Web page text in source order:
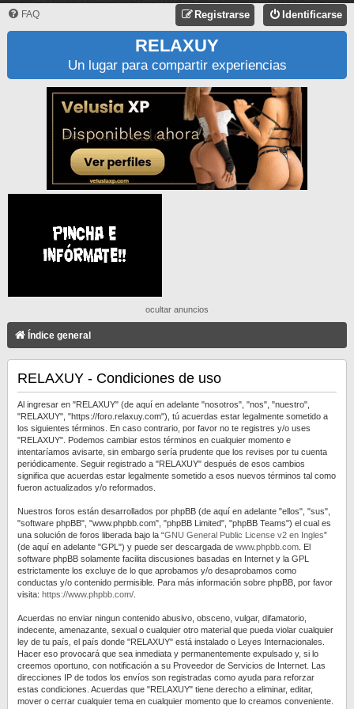
FAQ Identificarse
Registrarse
RELAXUY
Un lugar para compartir experiencias
ocultar anuncios
Índice general
RELAXUY - Condiciones de uso
Al ingresar en "RELAXUY" (de aquí en adelante "nosotros", "nos", "nuestro",
"RELAXUY", "https://foro.relaxuy.com"), tú acuerdas estar legalmente sometido a
los siguientes términos. En caso contrario, por favor no te registres y/o uses
"RELAXUY". Podemos cambiar estos términos en cualquier momento e
intentaríamos avisarte, sin embargo sería prudente que los revises por tu cuenta
periódicamente. Seguir registrado a "RELAXUY" después de esos cambios
significa que acuerdas estar legalmente sometido a esos nuevos términos tal como
fueron actualizados y/o reformados.
Nuestros foros están desarrollados por phpBB (de aquí en adelante "ellos", "sus",
"software phpBB", "www.phpbb.com", "phpBB Limited", "phpBB Teams") el cual es
una solución de foros liberada bajo la “GNU General Public License v2 en Ingles”
(de aquí en adelante "GPL") y puede ser descargada de www.phpbb.com . El
software phpBB solamente facilita discusiones basadas en Internet y la GPL
estrictamente los excluye de lo que aprobamos y/o desaprobamos como
conductas y/o contenido permisible. Para más información sobre phpBB, por favor
visita: https://www.phpbb.com/
Acuerdas no enviar ningun contenido abusivo, obsceno, vulgar, difamatorio,
indecente, amenazante, sexual o cualquier otro material que pueda violar cualquier
ley de tu país, el país donde "RELAXUY" está instalado o Leyes Internacionales.
Hacer eso provocará que sea inmediata y permanentemente expulsado y, si lo
creemos oportuno, con notificación a su Proveedor de Servicios de Internet. Las
direcciones IP de todos los envíos son registradas como ayuda para reforzar
estas condiciones. Acuerdas que "RELAXUY" tiene derecho a eliminar, editar,
mover o cerrar cualquier tema en cualquier momento que lo creamos conveniente.